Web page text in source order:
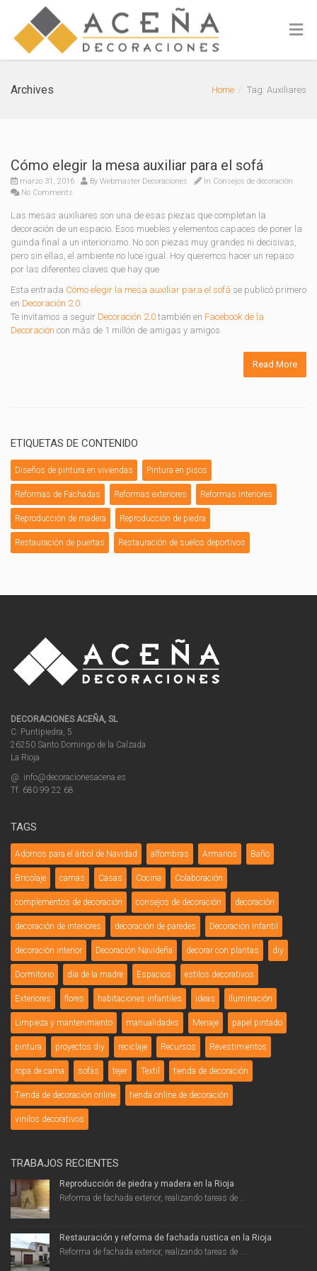
Archives Home Tag: Auxiliares
Cómo elegir la mesa auxiliar para el sofá
marzo 31, 2016 By Webmaster Decoraciones In Consejos de decoración
No Comments
Las mesas auxiliares son una de esas piezas que completan la
decoración de un espacio. Esos muebles y elementos capaces de poner la
guinda final a un interiorismo. No son piezas muy grandes ni decisivas,
pero sin ellas, el ambiente no luce igual. Hoy queremos hacer un repaso
por las diferentes claves que hay que
Esta entrada Cómo elegir la mesa auxiliar para el sofá se publicó primero
en Decoración 2.0.
Te invitamos a seguir Decoración 2.0 también en Facebook de la
Decoración con más de 1 millón de amigas y amigos.
Read More
ETIQUETAS DE CONTENIDO
Diseños de pintura en viviendas Pintura en pisos
Reformas de Fachadas Reformas exteriores Reformas interiores
Reproducción de madera Reproducción de piedra
Restauración de puertas Restauración de suelos deportivos
DECORACIONES ACEÑA, SL
C. Puntipiedra, 5
26250 Santo Domingo de la Calzada
La Rioja
@. info@decoracionesacena.es
Tf. 680 99 22 68
TAGS
Adornos para el árbol de Navidad alfombras Armarios Baño
Bricolaje camas Casas Cocina Colaboración
complementos de decoración consejos de decoración decoración
decoración de interiores decoración de paredes Decoración Infantil
decoración interior Decoración Navideña decorar con plantas diy
Dormitorio día de la madre Espacios estilos decorativos
Exteriores flores habitaciones infantiles ideas Iluminación
Limpieza y mantenimiento manualidades Menaje papel pintado
pintura proyectos diy reciclaje Recursos Revestimientos
ropa de cama sofás tejer Textil tienda de decoración
Tienda de decoración online tienda online de decoración
vinilos decorativos
TRABAJOS RECIENTES
Reproducción de piedra y madera en la Rioja
Reforma de fachada exterior, realizando tareas de ...
Restauración y reforma de fachada rustica en la Rioja
Reforma de fachada exterior, realizando tareas de ...